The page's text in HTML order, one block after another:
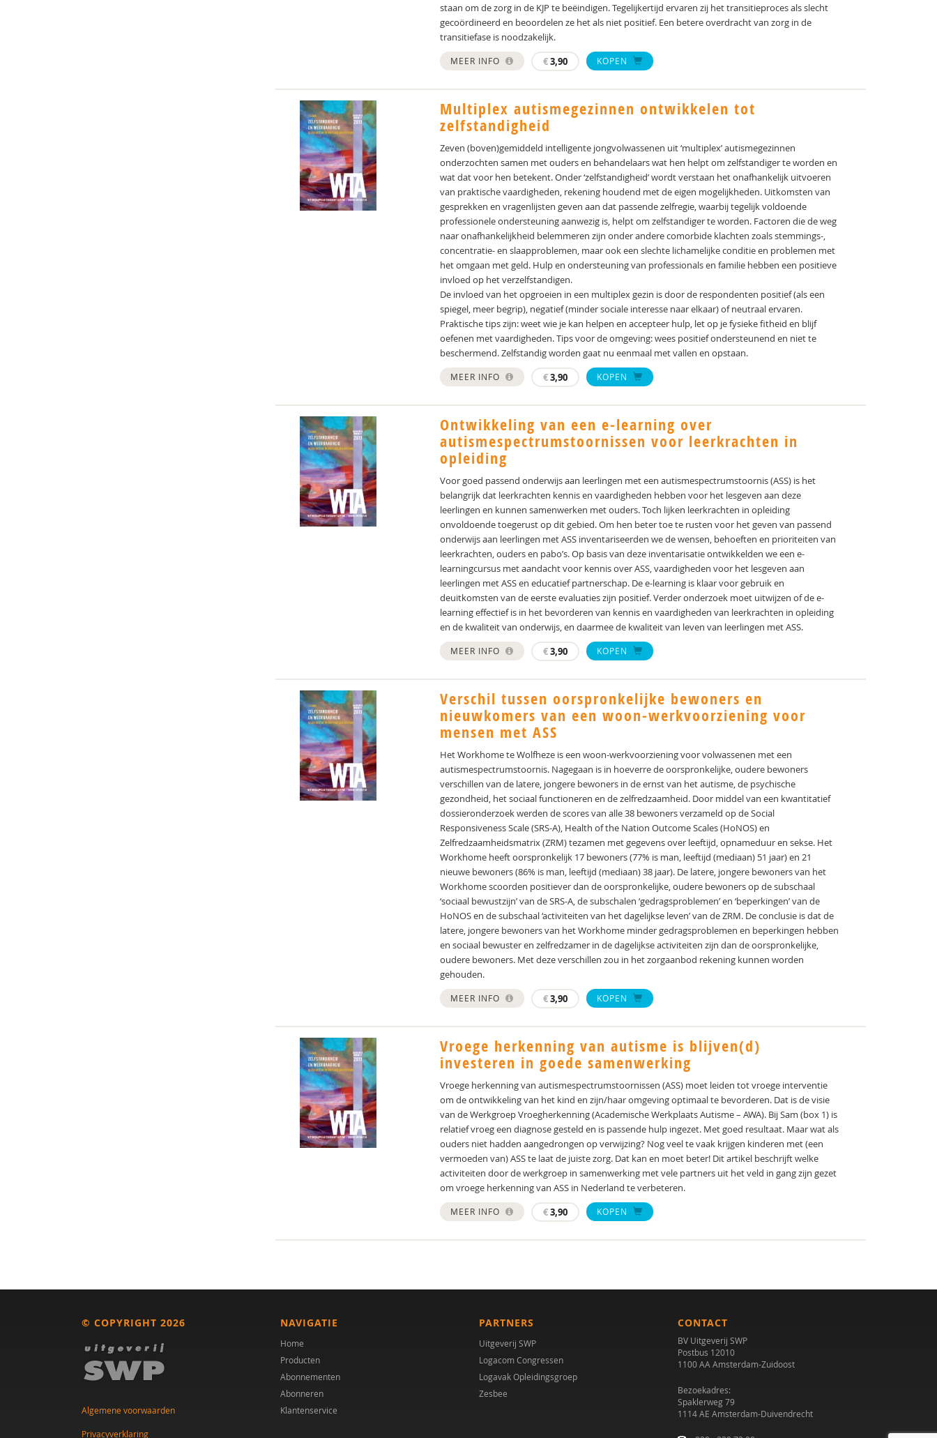
staan om de zorg in de KJP te beëindigen. Tegelijkertijd ervaren zij het transitieproces als slecht
gecoördineerd en beoordelen ze het als niet positief. Een betere overdracht van zorg in de
transitiefase is noodzakelijk.
MEER INFO €3,90 KOPEN
Multiplex autismegezinnen ontwikkelen tot
zelfstandigheid
Zeven (boven)gemiddeld intelligente jongvolwassenen uit ‘multiplex’ autismegezinnen
onderzochten samen met ouders en behandelaars wat hen helpt om zelfstandiger te worden en
wat dat voor hen betekent. Onder ‘zelfstandigheid’ wordt verstaan het onafhankelijk uitvoeren
van praktische vaardigheden, rekening houdend met de eigen mogelijkheden. Uitkomsten van
gesprekken en vragenlijsten geven aan dat passende zelfregie, waarbij tegelijk voldoende
professionele ondersteuning aanwezig is, helpt om zelfstandiger te worden. Factoren die de weg
naar onafhankelijkheid belemmeren zijn onder andere comorbide klachten zoals stemmings-,
concentratie- en slaapproblemen, maar ook een slechte lichamelijke conditie en problemen met
het omgaan met geld. Hulp en ondersteuning van professionals en familie hebben een positieve
invloed op het verzelfstandigen.
De invloed van het opgroeien in een multiplex gezin is door de respondenten positief (als een
spiegel, meer begrip), negatief (minder sociale interesse naar elkaar) of neutraal ervaren.
Praktische tips zijn: weet wie je kan helpen en accepteer hulp, let op je fysieke fitheid en blijf
oefenen met vaardigheden. Tips voor de omgeving: wees positief ondersteunend en niet te
beschermend. Zelfstandig worden gaat nu eenmaal met vallen en opstaan.
MEER INFO €3,90 KOPEN
Ontwikkeling van een e-learning over
autismespectrumstoornissen voor leerkrachten in
opleiding
Voor goed passend onderwijs aan leerlingen met een autismespectrumstoornis (ASS) is het
belangrijk dat leerkrachten kennis en vaardigheden hebben voor het lesgeven aan deze
leerlingen en kunnen samenwerken met ouders. Toch lijken leerkrachten in opleiding
onvoldoende toegerust op dit gebied. Om hen beter toe te rusten voor het geven van passend
onderwijs aan leerlingen met ASS inventariseerden we de wensen, behoeften en prioriteiten van
leerkrachten, ouders en pabo’s. Op basis van deze inventarisatie ontwikkelden we een e-
learningcursus met aandacht voor kennis over ASS, vaardigheden voor het lesgeven aan
leerlingen met ASS en educatief partnerschap. De e-learning is klaar voor gebruik en
deuitkomsten van de eerste evaluaties zijn positief. Verder onderzoek moet uitwijzen of de e-
learning effectief is in het bevorderen van kennis en vaardigheden van leerkrachten in opleiding
en de kwaliteit van onderwijs, en daarmee de kwaliteit van leven van leerlingen met ASS.
MEER INFO €3,90 KOPEN
Verschil tussen oorspronkelijke bewoners en
nieuwkomers van een woon-werkvoorziening voor
mensen met ASS
Het Workhome te Wolfheze is een woon-werkvoorziening voor volwassenen met een
autismespectrumstoornis. Nagegaan is in hoeverre de oorspronkelijke, oudere bewoners
verschillen van de latere, jongere bewoners in de ernst van het autisme, de psychische
gezondheid, het sociaal functioneren en de zelfredzaamheid. Door middel van een kwantitatief
dossieronderzoek werden de scores van alle 38 bewoners verzameld op de Social
Responsiveness Scale (SRS-A), Health of the Nation Outcome Scales (HoNOS) en
Zelfredzaamheidsmatrix (ZRM) tezamen met gegevens over leeftijd, opnameduur en sekse. Het
Workhome heeft oorspronkelijk 17 bewoners (77% is man, leeftijd (mediaan) 51 jaar) en 21
nieuwe bewoners (86% is man, leeftijd (mediaan) 38 jaar). De latere, jongere bewoners van het
Workhome scoorden positiever dan de oorspronkelijke, oudere bewoners op de subschaal
‘sociaal bewustzijn’ van de SRS-A, de subschalen ‘gedragsproblemen’ en ‘beperkingen’ van de
HoNOS en de subschaal ‘activiteiten van het dagelijkse leven’ van de ZRM. De conclusie is dat de
latere, jongere bewoners van het Workhome minder gedragsproblemen en beperkingen hebben
en sociaal bewuster en zelfredzamer in de dagelijkse activiteiten zijn dan de oorspronkelijke,
oudere bewoners. Met deze verschillen zou in het zorgaanbod rekening kunnen worden
gehouden.
MEER INFO €3,90 KOPEN
Vroege herkenning van autisme is blijven(d)
investeren in goede samenwerking
Vroege herkenning van autismespectrumstoornissen (ASS) moet leiden tot vroege interventie
om de ontwikkeling van het kind en zijn/haar omgeving optimaal te bevorderen. Dat is de visie
van de Werkgroep Vroegherkenning (Academische Werkplaats Autisme – AWA). Bij Sam (box 1) is
relatief vroeg een diagnose gesteld en is passende hulp ingezet. Met goed resultaat. Maar wat als
ouders niet hadden aangedrongen op verwijzing? Nog veel te vaak krijgen kinderen met (een
vermoeden van) ASS te laat de juiste zorg. Dat kan en moet beter! Dit artikel beschrijft welke
activiteiten door de werkgroep in samenwerking met vele partners uit het veld in gang zijn gezet
om vroege herkenning van ASS in Nederland te verbeteren.
MEER INFO €3,90 KOPEN
© COPYRIGHT 2026
Algemene voorwaarden
Privacyverklaring
NAVIGATIE
Home
Producten
Abonnementen
Abonneren
Klantenservice
PARTNERS
Uitgeverij SWP
Logacom Congressen
Logavak Opleidingsgroep
Zesbee
CONTACT
BV Uitgeverij SWP
Postbus 12010
1100 AA Amsterdam-Zuidoost
Bezoekadres:
Spaklerweg 79
1114 AE Amsterdam-Duivendrecht